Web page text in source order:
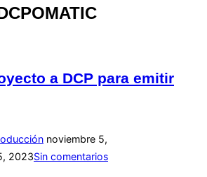
a DCP para emitir
Publicado
el
noviembre 5,
2023Sin comentarios